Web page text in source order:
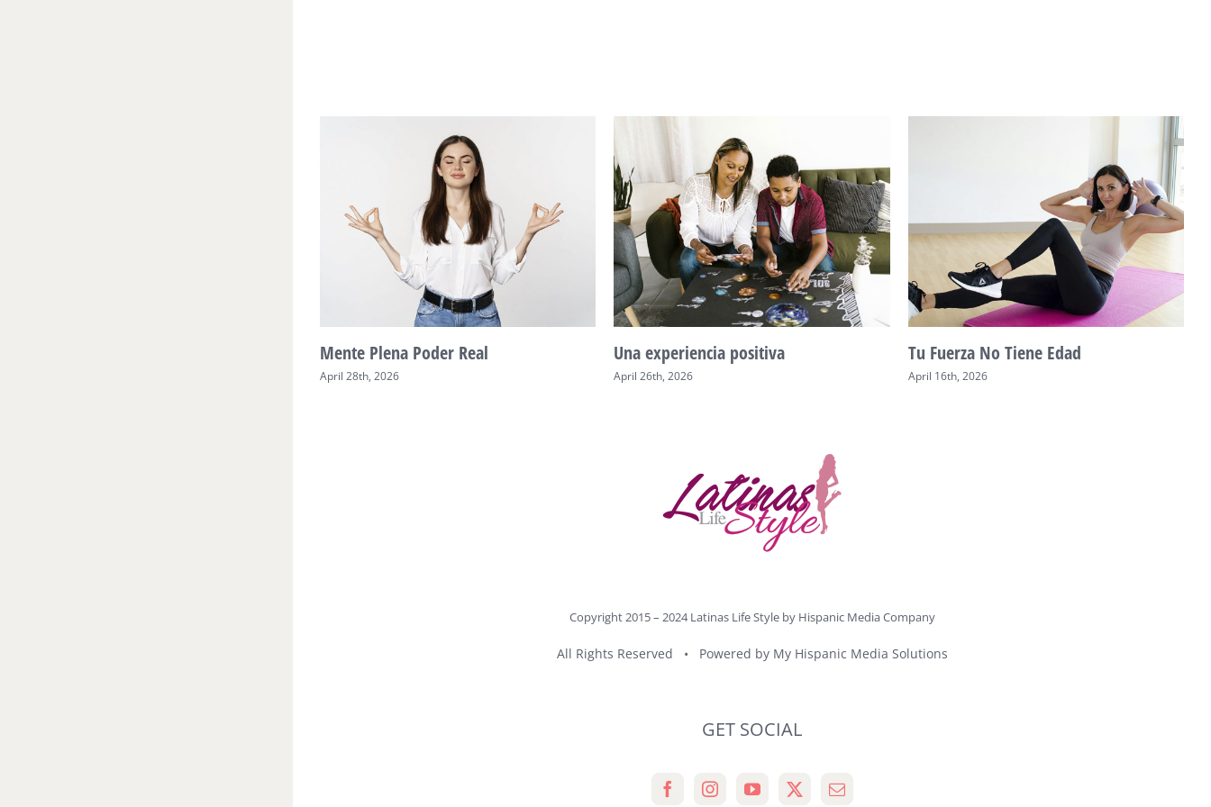
Mente Plena Poder Real
April 28th, 2026
Una experiencia positiva
April 26th, 2026
Tu Fuerza No Tiene Edad
April 16th, 2026
Copyright 2015 – 2024 Latinas Life Style by Hispanic Media Company
All Rights Reserved • Powered by My Hispanic Media Solutions
GET SOCIAL